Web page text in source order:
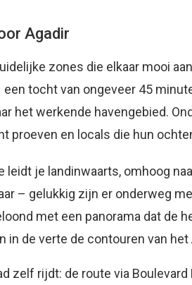
Agadir
zones die elkaar mooi
tocht van ongeveer 45
het werkende havengebied.
proeven en locals die hun
leidt je landinwaarts, omhoog
– gelukkig zijn er onderweg
met een panorama dat de
in de verte de contouren van
zelf rijdt: de route via